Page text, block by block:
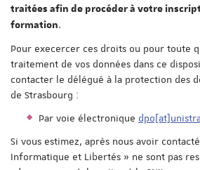
traitées afin de procéder à votre
formation.
Pour execercer ces droits ou pour toute
traitement de vos données dans ce
contacter le délégué à la protection des
de Strasbourg :
Par voie électronique
Si vous estimez, après nous avoir
Informatique et Libertés » ne sont pas